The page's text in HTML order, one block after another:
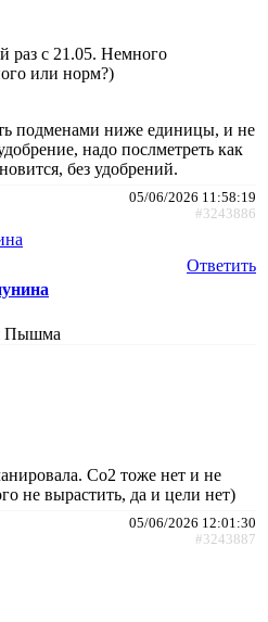
раз с 21.05. Немного
или норм?)
подменами ниже единицы, и не
надо послметреть как
без удобрений.
05/06/2026 11:58:19
#3243886
Ответить
Пышма
Со2 тоже нет и не
не вырастить, да и цели нет)
05/06/2026 12:01:30
#3243887